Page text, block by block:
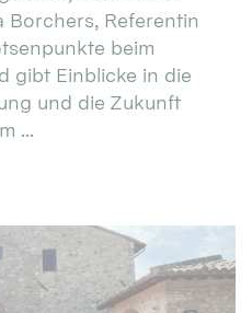
Referentin
beim
gibt Einblicke in die
und die Zukunft
...